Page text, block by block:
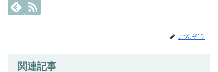
ごんぞう
関連記事